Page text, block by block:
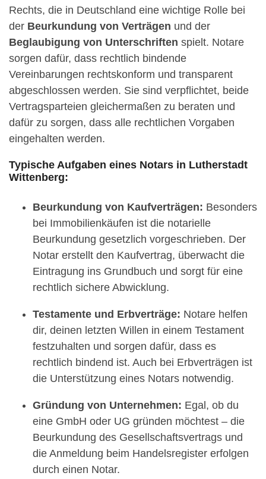
Rechts, die in Deutschland eine wichtige Rolle bei
der Beurkundung von Verträgen und der
Beglaubigung von Unterschriften spielt. Notare
sorgen dafür, dass rechtlich bindende
Vereinbarungen rechtskonform und transparent
abgeschlossen werden. Sie sind verpflichtet, beide
Vertragsparteien gleichermaßen zu beraten und
dafür zu sorgen, dass alle rechtlichen Vorgaben
eingehalten werden.
Typische Aufgaben eines Notars in Lutherstadt
Wittenberg:
Beurkundung von Kaufverträgen: Besonders
bei Immobilienkäufen ist die notarielle
Beurkundung gesetzlich vorgeschrieben. Der
Notar erstellt den Kaufvertrag, überwacht die
Eintragung ins Grundbuch und sorgt für eine
rechtlich sichere Abwicklung.
Testamente und Erbverträge: Notare helfen
dir, deinen letzten Willen in einem Testament
festzuhalten und sorgen dafür, dass es
rechtlich bindend ist. Auch bei Erbverträgen ist
die Unterstützung eines Notars notwendig.
Gründung von Unternehmen: Egal, ob du
eine GmbH oder UG gründen möchtest – die
Beurkundung des Gesellschaftsvertrags und
die Anmeldung beim Handelsregister erfolgen
durch einen Notar.